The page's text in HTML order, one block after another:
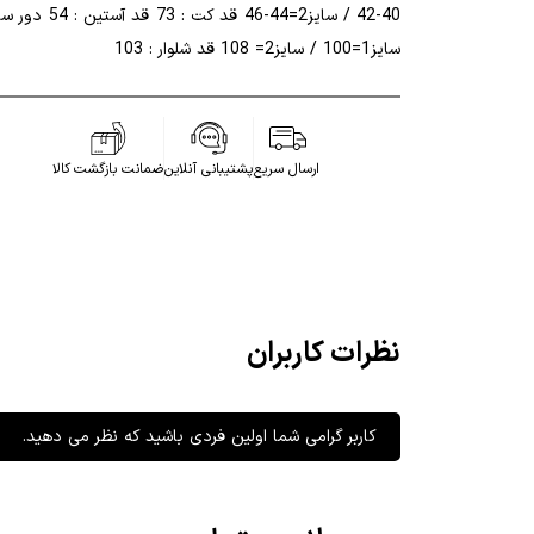
40-42 / سایز2=44-46 قد کت :
سایز1=100 / سایز2= 108 قد شلوار : 103
ارسال سریعپشتیبانی آنلاینضمانت بازگشت کالا
نظرات کاربران
کاربر گرامی شما اولین فردی باشید که نظر می دهید.